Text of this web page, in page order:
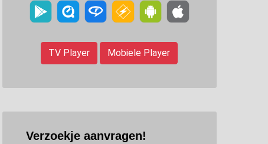
TV Player Mobiele Player
Verzoekje aanvragen!